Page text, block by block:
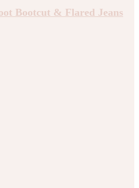
Bootcut & Flared Jeans